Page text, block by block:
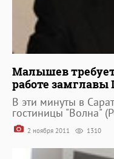
Малышев
работе
В эти минуты в
гостиницы "Волна"
2 ноября 2011 1310